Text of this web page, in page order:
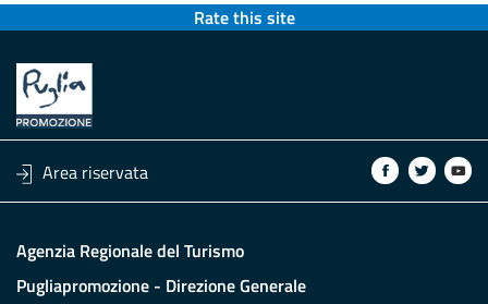
Rate this site
Area riservata
Agenzia Regionale del Turismo
Pugliapromozione - Direzione Generale